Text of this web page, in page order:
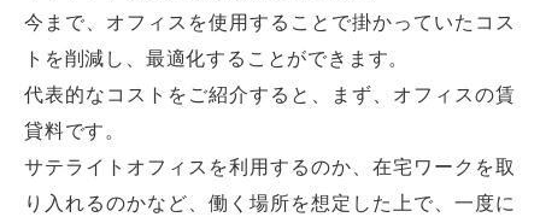
今まで、オフィスを使用することで掛かっていたコス
トを削減し、最適化することができます。
代表的なコストをご紹介すると、まず、オフィスの賃
貸料です。
サテライトオフィスを利用するのか、在宅ワークを取
り入れるのかなど、働く場所を想定した上で、一度に